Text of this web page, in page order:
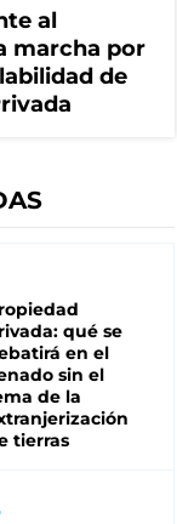
al
marcha por
de
qué se
en el
sin el
de la
tierras